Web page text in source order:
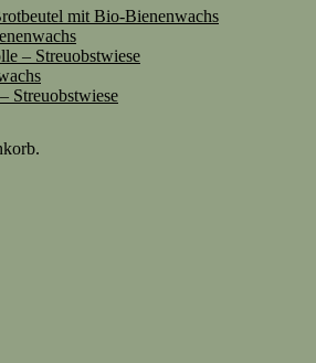
mit Bio-Bienenwachs
– Streuobstwiese
Streuobstwiese